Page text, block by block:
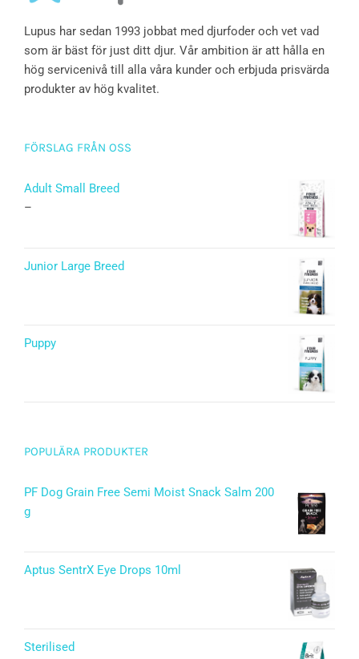
Lupus har sedan 1993 jobbat med djurfoder och vet vad
som är bäst för just ditt djur. Vår ambition är att hålla en
hög servicenivå till alla våra kunder och erbjuda prisvärda
produkter av hög kvalitet.
FÖRSLAG FRÅN OSS
Adult Small Breed
–
Junior Large Breed
Puppy
POPULÄRA PRODUKTER
PF Dog Grain Free Semi Moist Snack Salm 200
g
Aptus SentrX Eye Drops 10ml
Sterilised